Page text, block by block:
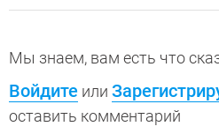
Мы знаем, вам есть что
Войдите или
оставить комментарий